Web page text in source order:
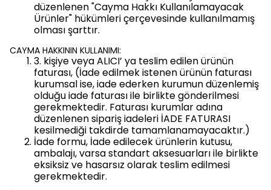
düzenlenen "Cayma Hakkı Kullanılamayacak
Ürünler" hükümleri çerçevesinde kullanılmamış
olması şarttır.
CAYMA HAKKININ KULLANIMI:
3. kişiye veya ALICI’ ya teslim edilen ürünün
faturası, (İade edilmek istenen ürünün faturası
kurumsal ise, iade ederken kurumun düzenlemiş
olduğu iade faturası ile birlikte gönderilmesi
gerekmektedir. Faturası kurumlar adına
düzenlenen sipariş iadeleri İADE FATURASI
kesilmediği takdirde tamamlanamayacaktır.)
İade formu, İade edilecek ürünlerin kutusu,
ambalajı, varsa standart aksesuarları ile birlikte
eksiksiz ve hasarsız olarak teslim edilmesi
gerekmektedir.